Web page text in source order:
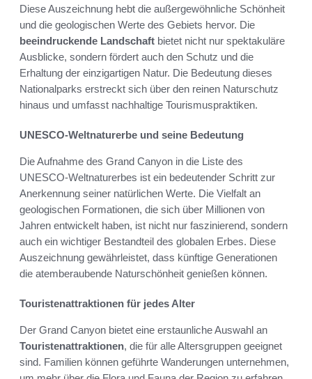
Diese Auszeichnung hebt die außergewöhnliche Schönheit
und die geologischen Werte des Gebiets hervor. Die
beeindruckende Landschaft bietet nicht nur spektakuläre
Ausblicke, sondern fördert auch den Schutz und die
Erhaltung der einzigartigen Natur. Die Bedeutung dieses
Nationalparks erstreckt sich über den reinen Naturschutz
hinaus und umfasst nachhaltige Tourismuspraktiken.
UNESCO-Weltnaturerbe und seine Bedeutung
Die Aufnahme des Grand Canyon in die Liste des
UNESCO-Weltnaturerbes ist ein bedeutender Schritt zur
Anerkennung seiner natürlichen Werte. Die Vielfalt an
geologischen Formationen, die sich über Millionen von
Jahren entwickelt haben, ist nicht nur faszinierend, sondern
auch ein wichtiger Bestandteil des globalen Erbes. Diese
Auszeichnung gewährleistet, dass künftige Generationen
die atemberaubende Naturschönheit genießen können.
Touristenattraktionen für jedes Alter
Der Grand Canyon bietet eine erstaunliche Auswahl an
Touristenattraktionen, die für alle Altersgruppen geeignet
sind. Familien können geführte Wanderungen unternehmen,